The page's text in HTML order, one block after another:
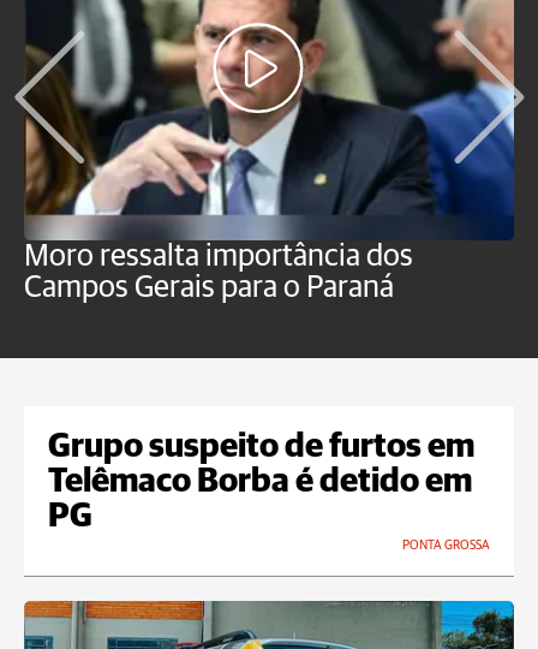
Moro ressalta importância dos
Campos Gerais para o Paraná
Grupo suspeito de furtos em
Telêmaco Borba é detido em
PG
PONTA GROSSA